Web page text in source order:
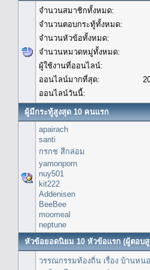
จำนวนสมาชิกทั้งหมด:
จำนวนตอบกระทู้ทั้งหมด:
จำนวนหัวข้อทั้งหมด:
จำนวนหมวดหมู่ทั้งหมด:
ผู้ใช้งานที่ออนไลน์:
ออนไลน์มากที่สุด:
ออนไลน์วันนี้:
ผู้มีกระทู้สูงสุด 10 คนแรก
apairach
santi
กรกช สีกล่อม
yamonporn
nuy501
kit222
Addenisen
BeeBee
moomeal
neptune
หัวข้อยอดนิยม 10 หัวข้อแรก (ผู้ตอบสู
วรรณกรรมท้องถิ่น เรื่อง บ้านหน